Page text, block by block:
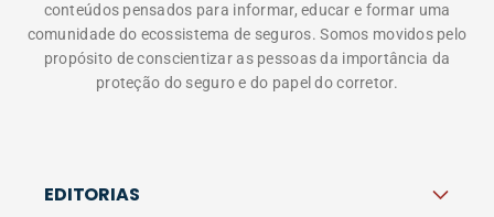
conteúdos pensados para informar, educar e formar uma
comunidade do ecossistema de seguros. Somos movidos pelo
propósito de conscientizar as pessoas da importância da
proteção do seguro e do papel do corretor.
EDITORIAS